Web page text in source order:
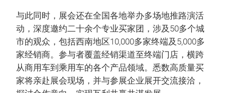
与此同时，展会还在全国各地举办多场地推路演活
动，深度邀约二十余个专业买家团，涉及50多个城
市的观众，包括西南地区10,000多家终端及5,000多
家经销商。参与者覆盖经销渠道至终端门店，横跨
从商用车到乘用车的各个产品领域。悉数高质量买
家将亲赴展会现场，并与参展企业展开交流接洽，